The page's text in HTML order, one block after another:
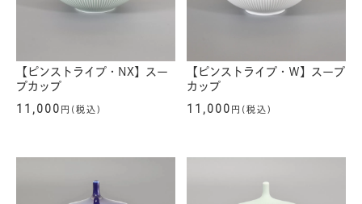
【ピンストライプ・NX】スー
プカップ
11,000 円(税込)
【ピンストライプ・Ｗ】スープ
カップ
11,000 円(税込)